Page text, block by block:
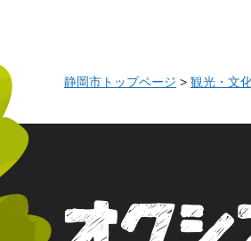
静岡市トップページ > 観光・文